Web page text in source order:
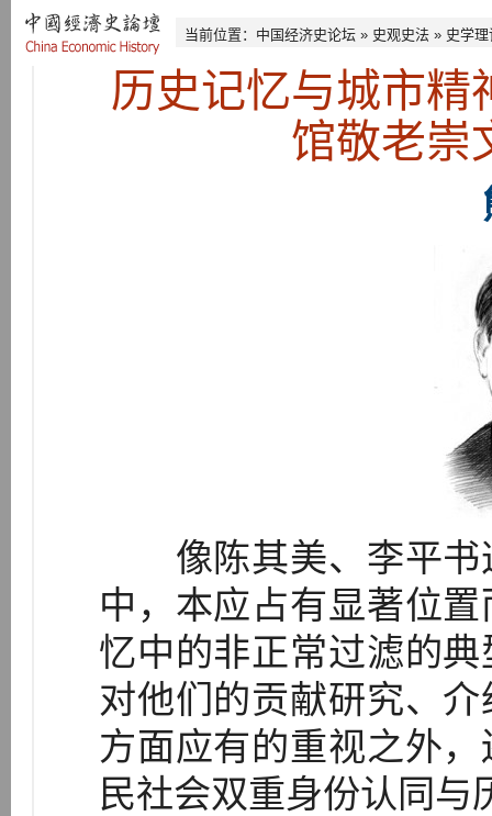
当前位置： 中国经济史论坛 » 史观史法 » 史学理
历史记忆与城市
馆敬老崇
像陈其美、李平书
中，本应占有显著位
忆中的非正常过滤的
对他们的贡献研究、
方面应有的重视之外
民社会双重身份认同